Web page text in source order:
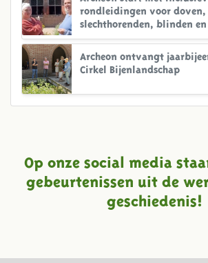
rondleidingen voor doven,
slechthorenden, blinden en
Archeon ontvangt
Cirkel Bijenlandschap
Op onze social media
gebeurtenissen uit de
geschiedenis!